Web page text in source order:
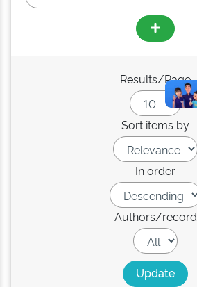
Results/Page
Sort items by
In order
Authors/record